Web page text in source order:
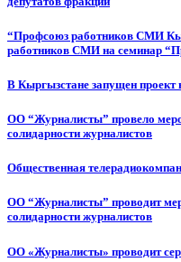
“Профсоюз работников СМИ
работников СМИ на семинар
В Кыргызстане запущен проект
ОО “Журналисты” провело
солидарности журналистов
Общественная
ОО “Журналисты” проводит
солидарности журналистов
ОО «Журналисты» проводит